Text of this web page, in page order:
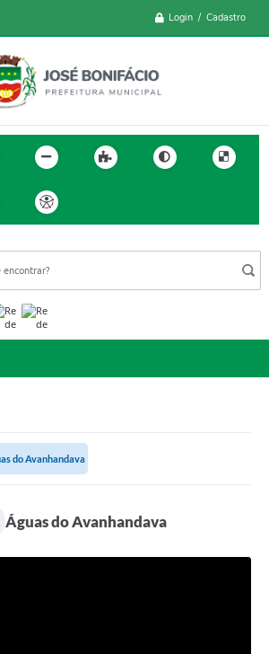
Login / Cadastro
do Avanhandava
Águas do Avanhandava